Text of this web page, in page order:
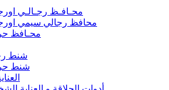
محـافـظ رجـالـي
محافظ رجالي سيمي
محـافظ
شنط
شنط